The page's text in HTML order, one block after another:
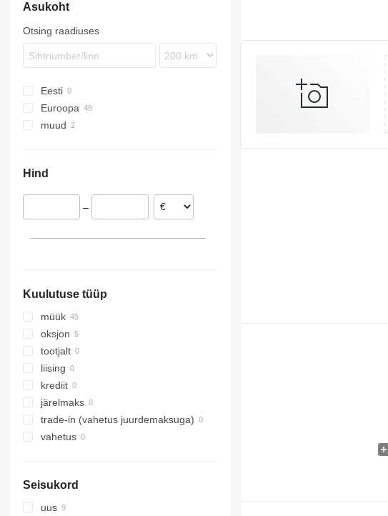
Asukoht
Otsing raadiuses
Eesti
Euroopa
Norra
Leedu
muud
Hind
–
Kuulutuse tüüp
müük
oksjon
tootjalt
liising
krediit
järelmaks
trade-in (vahetus juurdemaksuga)
vahetus
Seisukord
uus